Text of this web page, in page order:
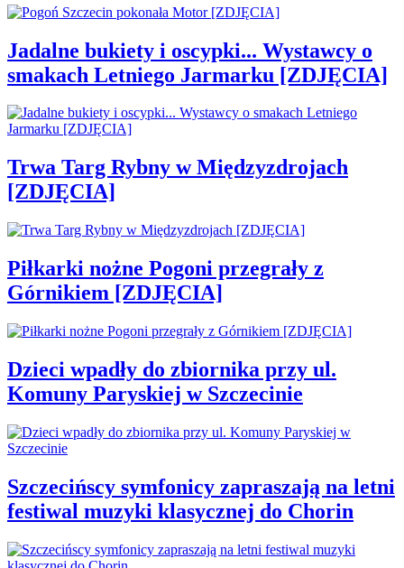
Jadalne bukiety i oscypki... Wystawcy o
smakach Letniego Jarmarku [ZDJĘCIA]
Trwa Targ Rybny w Międzyzdrojach
[ZDJĘCIA]
Piłkarki nożne Pogoni przegrały z
Górnikiem [ZDJĘCIA]
Dzieci wpadły do zbiornika przy ul.
Komuny Paryskiej w Szczecinie
Szczecińscy symfonicy zapraszają na letni
festiwal muzyki klasycznej do Chorin